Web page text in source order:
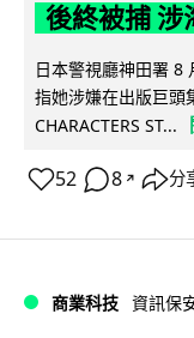
後終被捕 涉
日本警視廳神田署 8
指她涉嫌在出版巨頭
CHARACTERS ST...
52 8 ↗ 分
商業科技 資訊保